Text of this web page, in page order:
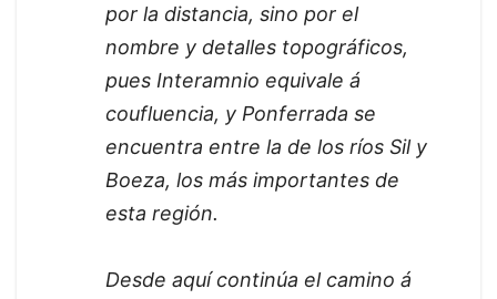
por la distancia, sino por el
nombre y detalles topográficos,
pues Interamnio equivale á
coufluencia, y Ponferrada se
encuentra entre la de los ríos Sil y
Boeza, los más importantes de
esta región.
Desde aquí continúa el camino á